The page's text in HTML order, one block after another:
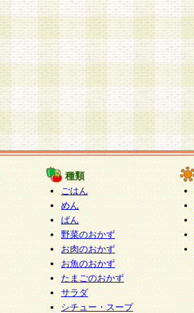
種類
ごはん
めん
ぱん
野菜のおかず
お肉のおかず
お魚のおかず
たまごのおかず
サラダ
シチュー・スープ